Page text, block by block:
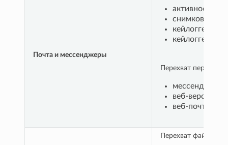
Почта и мессенджеры
активности
снимков
кейлоггера;
кейлоггера;
Перехват
мессенджеры:
веб-версии
веб-почта и
Перехват